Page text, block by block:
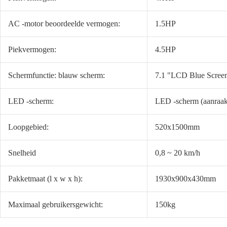
AC -motor beoordeelde vermogen: 1.5HP
Piekvermogen: 4.5HP
Schermfunctie: blauw scherm: 7.1 "LCD Blue
LED -scherm: LED -scherm
Loopgebied: 520x1500mm
Snelheid 0,8 ~ 20 km/h
Pakketmaat (l x w x h): 1930x900x430mm
Maximaal gebruikersgewicht: 150kg